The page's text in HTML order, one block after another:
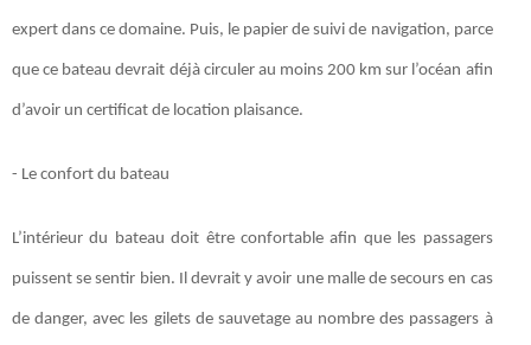
expert dans ce domaine. Puis, le papier de suivi de navigation, parce
que ce bateau devrait déjà circuler au moins 200 km sur l’océan afin
d’avoir un certificat de location plaisance.
- Le confort du bateau
L’intérieur du bateau doit être confortable afin que les passagers
puissent se sentir bien. Il devrait y avoir une malle de secours en cas
de danger, avec les gilets de sauvetage au nombre des passagers à